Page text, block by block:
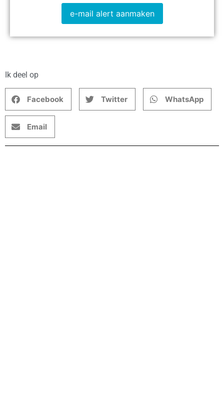
e-mail alert aanmaken
Ik deel op
Facebook Twitter WhatsApp
Email